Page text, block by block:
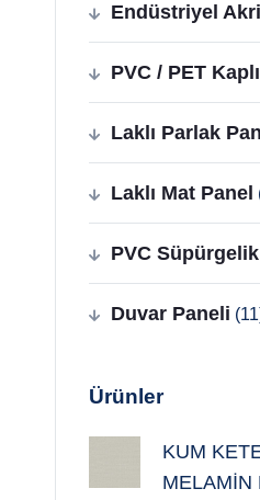
Endüstriyel
PVC / PET
Laklı Parlak
Laklı Mat Panel
PVC Süpürgelik
Duvar Paneli
Ürünler
KUM
MELAMİN